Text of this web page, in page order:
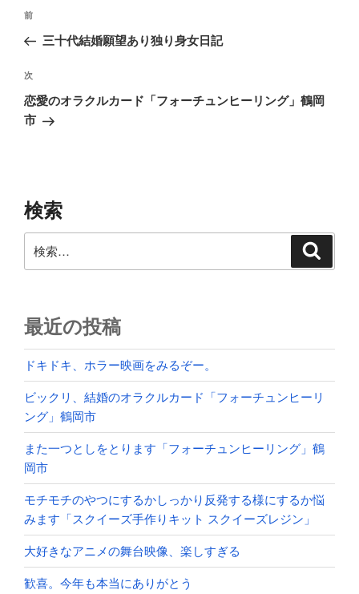
投
ビ
ゲ
ー
前
の
稿
前
三十代結婚願望あり独り身女日記
次
の
投
次
恋愛のオラクルカード「フォーチュンヒーリング」鶴岡
市
検索
検
索:
最近の投稿
ドキドキ、ホラー映画をみるぞー。
ビックリ、結婚のオラクルカード「フォーチュンヒーリ
ング」鶴岡市
また一つとしをとります「フォーチュンヒーリング」鶴
岡市
モチモチのやつにするかしっかり反発する様にするか悩
みます「スクイーズ手作りキット スクイーズレジン」
大好きなアニメの舞台映像、楽しすぎる
歓喜。今年も本当にありがとう